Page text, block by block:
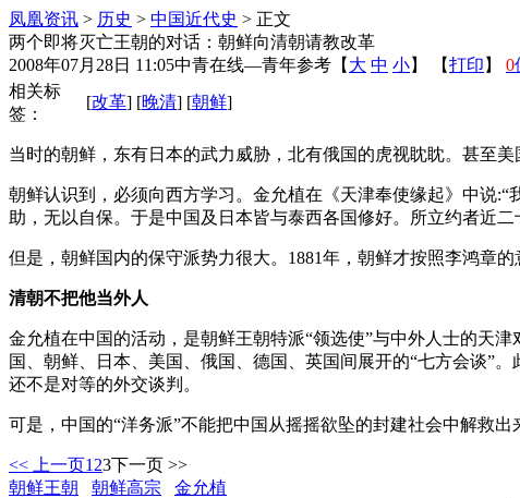
凤凰资讯 > 历史 > 中国近代史 > 正文
两个即将灭亡王朝的对话：朝鲜向清朝请教改革
2008年07月28日 11:05中青在线—青年参考 【 大 中 小】 【打印 】 0
相关标
签：
[改革] [晚清] [朝鲜]
当时的朝鲜，东有日本的武力威胁，北有俄国的虎视眈眈。甚至美
朝鲜认识到，必须向西方学习。金允植在《天津奉使缘起》中说
助，无以自保。于是中国及日本皆与泰西各国修好。所立约者近二
但是，朝鲜国内的保守派势力很大。1881年，朝鲜才按照李鸿章
清朝不把他当外人
金允植在中国的活动，是朝鲜王朝特派“领选使”与中外人士的天
国、朝鲜、日本、美国、俄国、德国、英国间展开的“七方会谈”
还不是对等的外交谈判。
可是，中国的“洋务派”不能把中国从摇摇欲坠的封建社会中解救
<< 上一页1 23下一页 >>
朝鲜王朝
朝鲜高宗
金允植